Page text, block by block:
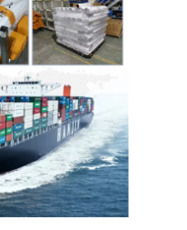
لفائف الفولاذ المقاوم
ورقة الفولاذ المقاوم
لفائف الفولاذ المقاوم
304 ورقة الفولاذ المقاوم للصدأ
304 أنبوب من الفولاذ المقاوم للصدأ
316L ورق الفولاذ المقاوم للصدأ